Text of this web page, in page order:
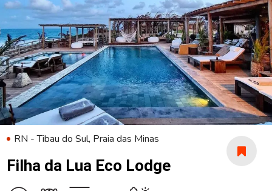
RN - Tibau do Sul, Praia das Minas
Filha da Lua Eco Lodge